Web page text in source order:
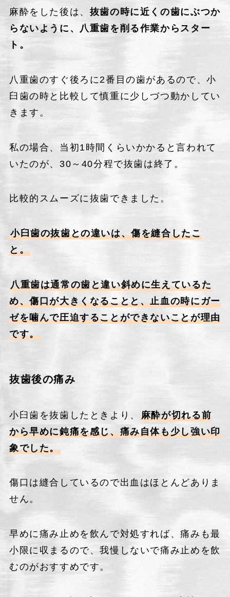
麻酔をした後は、 抜歯の時に近くの歯にぶつか
らないように、八重歯を削る作業からスター
ト。
八重歯のすぐ後ろに2番目の歯があるので、小
臼歯の時と比較して慎重に少しづつ動かしてい
きます。
私の場合、当初1時間くらいかかると言われて
いたのが、30～40分程で抜歯は終了。
比較的スムーズに抜歯できました。
小臼歯の抜歯との違いは、傷を縫合したこ
と。
八重歯は通常の歯と違い斜めに生えているた
め、傷口が大きくなることと、止血の時にガー
ゼを噛んで圧迫することができないことが理由
です。
抜歯後の痛み
小臼歯を抜歯したときより、 麻酔が切れる前
から早めに鈍痛を感じ、痛み自体も少し強い印
象でした。
傷口は縫合しているので出血はほとんどありま
せん。
早めに痛み止めを飲んで対処すれば、痛みも最
小限に収まるので、我慢しないで痛み止めを飲
むのがおすすめです。